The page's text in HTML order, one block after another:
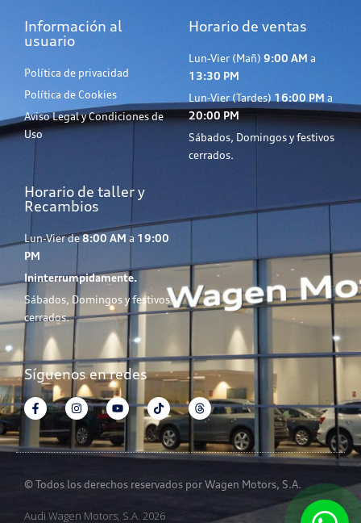
Información al
usuario
Política de privacidad
Política de Cookies
Aviso Legal y Condiciones de
Uso
Horario de ventas
Lun-Vier (Mañ) 9:00 AM a
13:30 PM
Lun-Vier (Tardes) 16:00 PM a
20:00 PM
Sábados, Domingos y festivos
cerrados.
Horario de taller y
Recambios
Lun-Vier de8:00 AM a 19:00
PM
Ininterrumpidamente.
Sábados, Domingos y festivos
cerrados.
Síguenos en redes
© Todos los derechos reservados por Wagen Motors, S.A.
Audi Wagen Motors, S.A. 2026